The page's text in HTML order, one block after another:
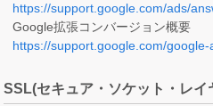
https://support.google.com/ads/
Google拡張コンバージョン概要
https://support.google.com/
SSL(セキュア・ソケット・レイ